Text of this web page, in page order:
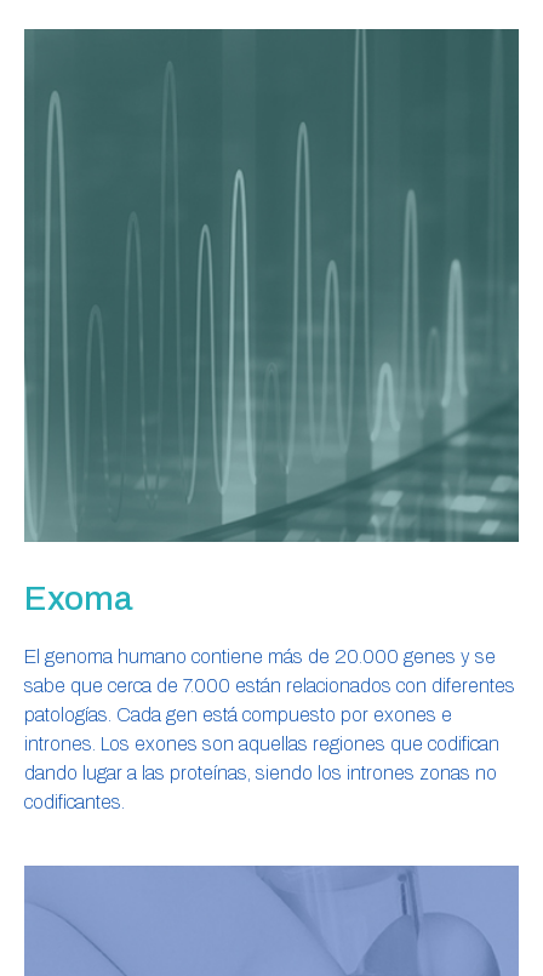
Exoma
El genoma humano contiene más de 20.000 genes y se
sabe que cerca de 7.000 están relacionados con diferentes
patologías. Cada gen está compuesto por exones e
intrones. Los exones son aquellas regiones que codifican
dando lugar a las proteínas, siendo los intrones zonas no
codificantes.